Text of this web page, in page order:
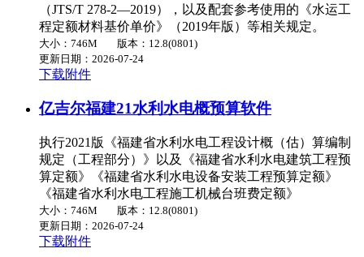
（JTS/T 278-2—2019），以及配套参考使用的《水运工
程定额材料基价单价》（2019年版）等相关规定。
大小：746M
版本：12.8(0801)
更新日期：2026-07-24
下载附件
亿吉尔福建21水利水电概预算软件
执行2021版《福建省水利水电工程设计概（估）算编制
规定（工程部分）》以及《福建省水利水电建筑工程预
算定额》《福建省水利水电设备安装工程预算定额》
《福建省水利水电工程施工机械台班费定额》
大小：746M
版本：12.8(0801)
更新日期：2026-07-24
下载附件